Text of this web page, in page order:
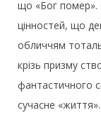
що «Бог помер».
цінностей, що
обличчям
крізь призму
фантастичного
сучасне